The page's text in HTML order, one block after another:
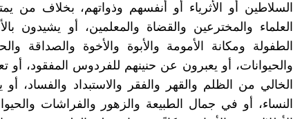
السلاطين أو الأثرياء أو أنفسهم وذواتهم، بخلاف من
العلماء والمخترعين والقضاة والمعلمين، أو يشيدون
الطفولة ومكانة الأمومة والأبوة والأخوة والصداقة
والحيوانات، أو يعبرون عن حنينهم للفردوس المفقود،
الخالي من الظلم والقهر والفقر والاستبداد والفساد،
النساء، أو في جمال الطبيعة والزهور والفراشات